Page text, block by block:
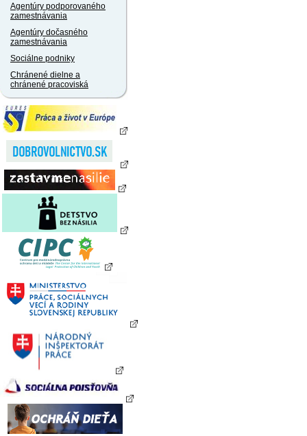
Agentúry podporovaného
zamestnávania
Agentúry dočasného
zamestnávania
Sociálne podniky
Chránené dielne a
chránené pracoviská